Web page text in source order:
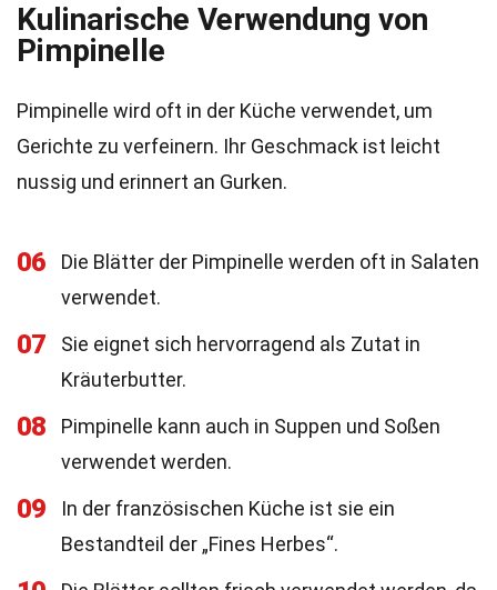
Kulinarische Verwendung von
Pimpinelle
Pimpinelle wird oft in der Küche verwendet, um
Gerichte zu verfeinern. Ihr Geschmack ist leicht
nussig und erinnert an Gurken.
06
Die Blätter der Pimpinelle werden oft in Salaten
verwendet.
07
Sie eignet sich hervorragend als Zutat in
Kräuterbutter.
08
Pimpinelle kann auch in Suppen und Soßen
verwendet werden.
09
In der französischen Küche ist sie ein
Bestandteil der „Fines Herbes“.